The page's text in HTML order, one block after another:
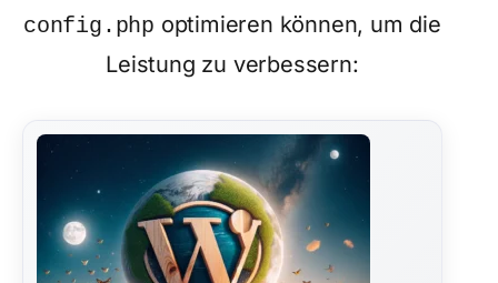
config.php optimieren können, um die
Leistung zu verbessern: